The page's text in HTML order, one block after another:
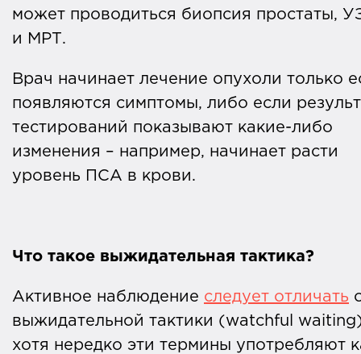
может проводиться биопсия простаты,
и МРТ.
Врач начинает лечение опухоли только
появляются симптомы, либо если
тестирований показывают какие-либо
изменения – например, начинает расти
уровень ПСА в крови.
Что такое выжидательная тактика?
Активное наблюдение следует отличать
выжидательной тактики (watchful
хотя нередко эти термины употребляют